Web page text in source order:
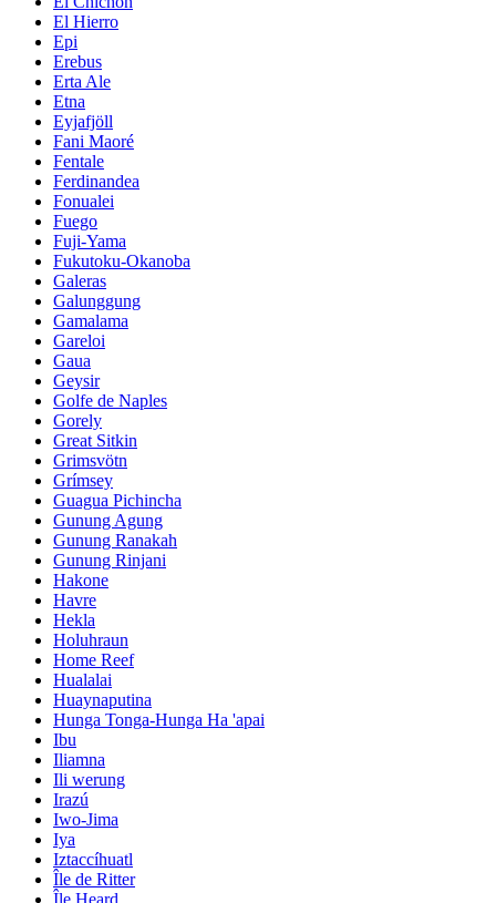
El Hierro
Epi
Erebus
Erta Ale
Etna
Eyjafjöll
Fani Maoré
Fentale
Ferdinandea
Fonualei
Fuego
Fuji-Yama
Fukutoku-Okanoba
Galeras
Galunggung
Gamalama
Gareloi
Gaua
Geysir
Golfe de Naples
Gorely
Great Sitkin
Grimsvötn
Grímsey
Guagua Pichincha
Gunung Agung
Gunung Ranakah
Gunung Rinjani
Hakone
Havre
Hekla
Holuhraun
Home Reef
Hualalai
Huaynaputina
Hunga Tonga-Hunga Ha 'apai
Ibu
Iliamna
Ili werung
Irazú
Iwo-Jima
Iya
Iztaccíhuatl
Île de Ritter